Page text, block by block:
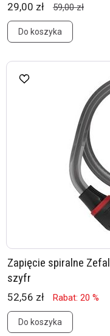
29,00 zł 59,00 zł
Do koszyka
Zapięcie spiralne
szyfr
52,56 zł Rabat: 20 %
Do koszyka